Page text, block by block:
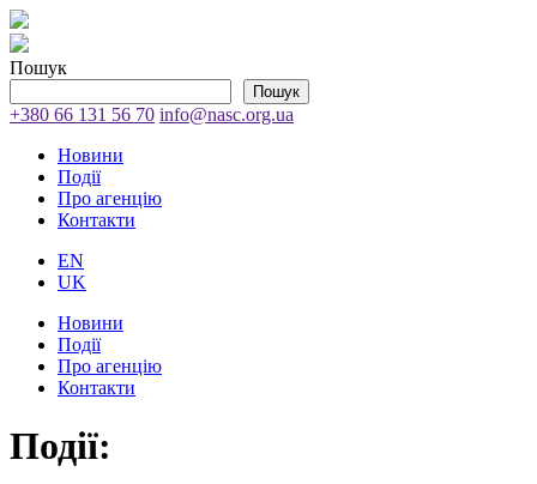
Пошук
Пошук
+380 66 131 56 70 info@nasc.org.ua
Новини
Події
Про агенцію
Контакти
EN
UK
Новини
Події
Про агенцію
Контакти
Події: